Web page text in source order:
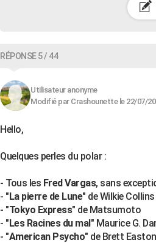
RÉPONSE 5 / 44
Utilisateur anonyme
Modifié par Crashounette le 22/07/
Hello,
Quelques perles du polar :
- Tous les Fred Vargas, sans
- "La pierre de Lune" de Wilkie Collins
- "Tokyo Express" de Matsumoto
- "Les Racines du mal" Maurice G.
- "American Psycho" de Brett